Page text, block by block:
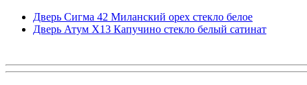
Дверь Сигма 42 Миланский орех стекло белое
Дверь Атум X13 Капучино стекло белый сатинат